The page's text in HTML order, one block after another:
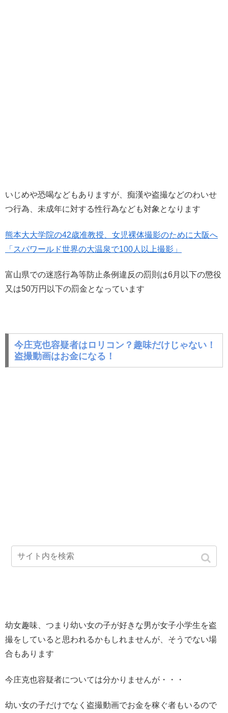
いじめや恐喝などもありますが、痴漢や盗撮などのわいせ
つ行為、未成年に対する性行為なども対象となります
熊本大大学院の42歳准教授、女児裸体撮影のために大阪へ
「スパワールド世界の大温泉で100人以上撮影」
富山県での迷惑行為等防止条例違反の罰則は6月以下の懲役
又は50万円以下の罰金となっています
今庄克也容疑者はロリコン？趣味だけじゃない！
盗撮動画はお金になる！
幼女趣味、つまり幼い女の子が好きな男が女子小学生を盗
撮をしていると思われるかもしれませんが、そうでない場
合もあります
今庄克也容疑者については分かりませんが・・・
幼い女の子だけでなく盗撮動画でお金を稼ぐ者もいるので